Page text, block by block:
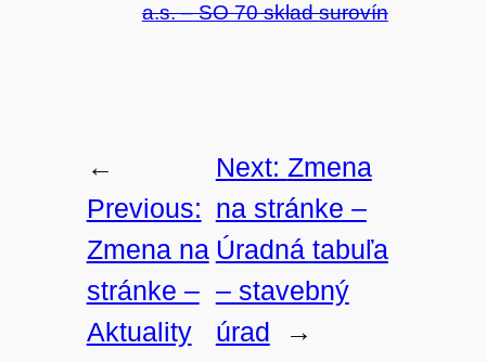
a.s. – SO 70 sklad surovín
←
Previous:
Zmena na
stránke –
Aktuality
Next: Zmena
na stránke –
Úradná tabuľa
– stavebný
úrad
→